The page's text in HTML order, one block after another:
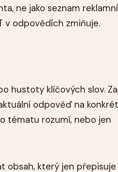
ne jako seznam
v odpovědích zmiňuje.
hustoty klíčových slov.
odpověď na
tématu rozumí, nebo jen
obsah, který jen přepisuje